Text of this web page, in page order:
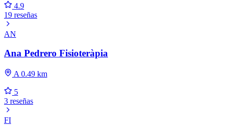
4.9
19 reseñas
AN
Ana Pedrero Fisioteràpia
A 0.49 km
5
3 reseñas
FI